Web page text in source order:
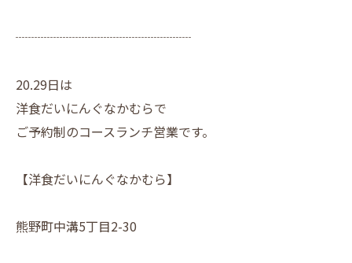
┈┈┈┈┈┈┈┈┈┈┈┈┈┈
20.29日は
洋食だいにんぐなかむらで
ご予約制のコースランチ営業です。
【洋食だいにんぐなかむら】
熊野町中溝5丁目2-30